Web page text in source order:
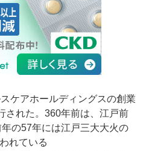
ケアホールディングスの創業
された。360年前は、江戸前
の57年には江戸三大大火の
れている